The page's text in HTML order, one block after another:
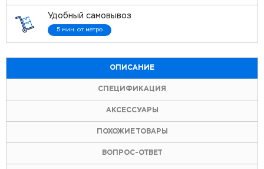
Удобный самовывоз
5 мин. от метро
ОПИСАНИЕ
СПЕЦИФИКАЦИЯ
АКСЕССУАРЫ
ПОХОЖИЕ ТОВАРЫ
ВОПРОС-ОТВЕТ